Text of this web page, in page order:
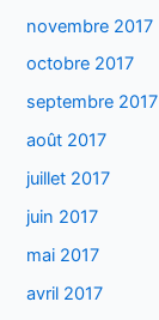
novembre 2017
octobre 2017
septembre 2017
août 2017
juillet 2017
juin 2017
mai 2017
avril 2017